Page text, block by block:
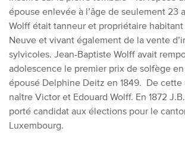
épouse enlevée à l’âge de seulement 23
Wolff était tanneur et propriétaire habitant
Neuve et vivant également de la vente
sylvicoles. Jean-Baptiste Wolff avait
adolescence le premier prix de solfège en
épousé Delphine Deitz en 1849. De
naître Victor et Edouard Wolff. En 1872
porté candidat aux élections pour le
Luxembourg.